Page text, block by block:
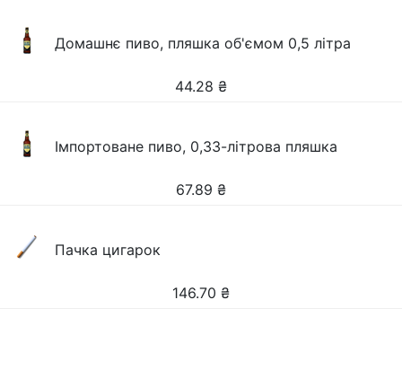
Домашнє пиво, пляшка об'ємом 0,5 літра
44.28 ₴
Імпортоване пиво, 0,33-літрова пляшка
67.89 ₴
Пачка цигарок
146.70 ₴